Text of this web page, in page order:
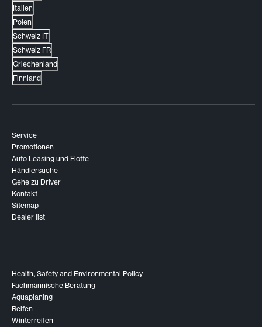
Italien
Polen
Schweiz IT
Schweiz FR
Griechenland
Finnland
Service
Promotionen
Auto Leasing und Flotte
Händlersuche
Gehe zu Driver
Kontakt
Sitemap
Dealer list
Health, Safety and Environmental Policy
Fachmännische Beratung
Aquaplaning
Reifen
Winterreifen